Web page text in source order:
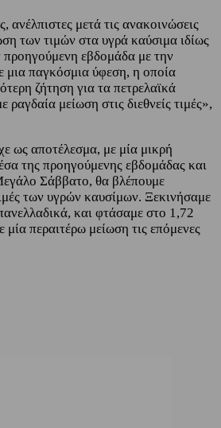
ανέλπιστες μετά τις ανακοινώσεις
των τιμών στα υγρά καύσιμα ιδίως
προηγούμενη εβδομάδα με την
μια παγκόσμια ύφεση, η οποία
ζήτηση για τα πετρελαϊκά
ραγδαία μείωση στις διεθνείς τιμές»,
ως αποτέλεσμα, με μία μικρή
της προηγούμενης εβδομάδας και
Σάββατο, θα βλέπουμε
των υγρών καυσίμων. Ξεκινήσαμε
και φτάσαμε στο 1,72
περαιτέρω μείωση τις επόμενες